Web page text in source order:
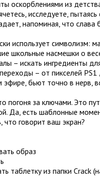
оскорблениями из
исследуете,
напоминая, что
использует
школьные насмешки о
– искать ингредиенты
– от пикселей
эфире, бьют точно в нерв,
погоня за ключами. Это
Да, есть шаблонные
что говорит ваш экран?
образ
таблетку из папки Crack